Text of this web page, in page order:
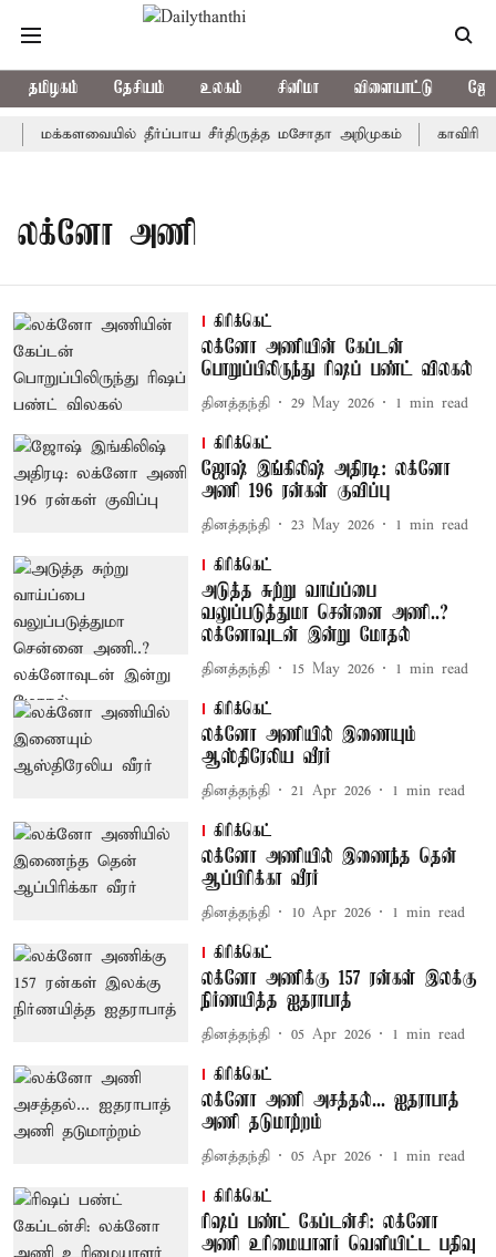
தமிழகம் தேசியம் உலகம் சினிமா விளையாட்டு
மக்களவையில் தீர்ப்பாய சீர்திருத்த மசோதா அறிமுகம் காவிரி
லக்னோ அணி
கிரிக்கெட்
லக்னோ அணியின் கேப்டன்
பொறுப்பிலிருந்து ரிஷப் பண்ட் விலகல்
தினத்தந்தி 29 May 2026 1 min read
கிரிக்கெட்
ஜோஷ் இங்கிலிஷ் அதிரடி: லக்னோ
அணி 196 ரன்கள் குவிப்பு
தினத்தந்தி 23 May 2026 1 min read
கிரிக்கெட்
அடுத்த சுற்று வாய்ப்பை
வலுப்படுத்துமா சென்னை அணி..?
லக்னோவுடன் இன்று மோதல்
தினத்தந்தி 15 May 2026 1 min read
கிரிக்கெட்
லக்னோ அணியில் இணையும்
ஆஸ்திரேலிய வீரர்
தினத்தந்தி 21 Apr 2026 1 min read
கிரிக்கெட்
லக்னோ அணியில் இணைந்த தென்
ஆப்பிரிக்கா வீரர்
தினத்தந்தி 10 Apr 2026 1 min read
கிரிக்கெட்
லக்னோ அணிக்கு 157 ரன்கள் இலக்கு
நிர்ணயித்த ஐதராபாத்
தினத்தந்தி 05 Apr 2026 1 min read
கிரிக்கெட்
லக்னோ அணி அசத்தல்... ஐதராபாத்
அணி தடுமாற்றம்
தினத்தந்தி 05 Apr 2026 1 min read
கிரிக்கெட்
ரிஷப் பண்ட் கேப்டன்சி: லக்னோ
அணி உரிமையாளர் வெளியிட்ட பதிவு